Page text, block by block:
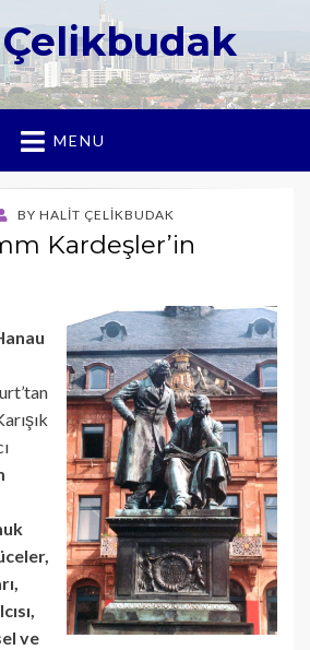
MENU
BY HALIT ÇELIKBUDAK
Kardeşler’in
ve